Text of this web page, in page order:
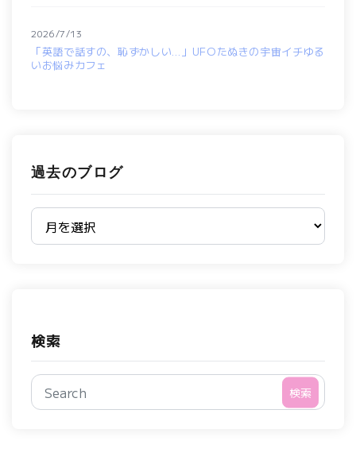
「英語で話すの、恥ずかしい…」UFOたぬきの宇宙イチゆる
いお悩みカフェ
2026/7/13
過去のブログ
過去のブログ
検索
検索